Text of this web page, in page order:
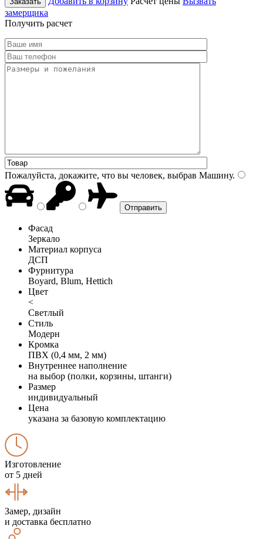
замерщика
Получить расчет
Пожалуйста, докажите, что вы человек, выбрав Машину.
Фасад
Зеркало
Материал корпуса
ДСП
Фурнитура
Boyard, Blum, Hettich
Цвет
<
Светлый
Стиль
Модерн
Кромка
ПВХ (0,4 мм, 2 мм)
Внутреннее наполнение
на выбор (полки, корзины, штанги)
Размер
индивидуальный
Цена
указана за базовую комплектацию
Изготовление
от 5 дней
Замер, дизайн
и доставка бесплатно